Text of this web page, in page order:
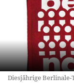
Diesjährige Berlinale-